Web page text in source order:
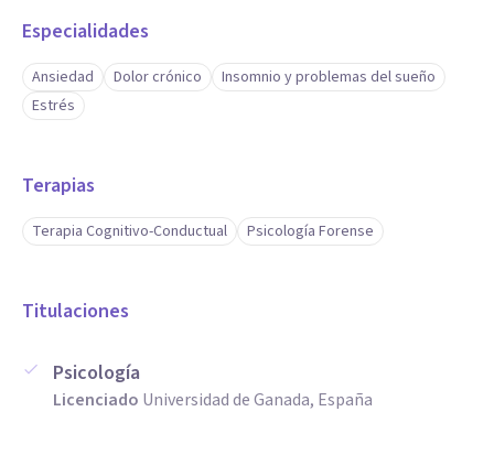
Especialidades
Ansiedad Dolor crónico
Insomnio y problemas del sueño
Estrés
Terapias
Terapia Cognitivo-Conductual Psicología Forense
Titulaciones
Psicología
Licenciado Universidad de Ganada, España